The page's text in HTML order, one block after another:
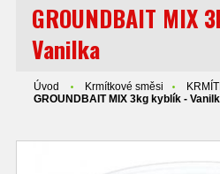
GROUNDBAIT MIX
Vanilka
Úvod Krmítkové směsi
GROUNDBAIT MIX 3kg kyblík -